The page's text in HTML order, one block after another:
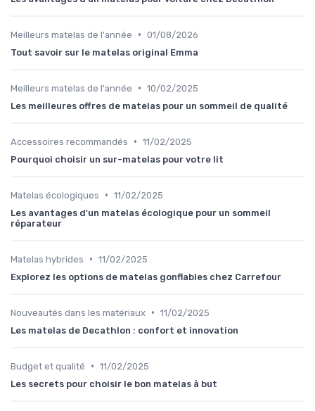
Meilleurs matelas de l'année • 01/08/2026
Tout savoir sur le matelas original Emma
Meilleurs matelas de l'année • 10/02/2025
Les meilleures offres de matelas pour un sommeil de qualité
Accessoires recommandés • 11/02/2025
Pourquoi choisir un sur-matelas pour votre lit
Matelas écologiques • 11/02/2025
Les avantages d'un matelas écologique pour un sommeil
réparateur
Matelas hybrides • 11/02/2025
Explorez les options de matelas gonflables chez Carrefour
Nouveautés dans les matériaux • 11/02/2025
Les matelas de Decathlon : confort et innovation
Budget et qualité • 11/02/2025
Les secrets pour choisir le bon matelas à but